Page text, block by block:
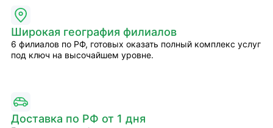
Широкая география филиалов
6 филиалов по РФ, готовых оказать полный комплекс услуг
под ключ на высочайшем уровне.
Доставка по РФ от 1 дня